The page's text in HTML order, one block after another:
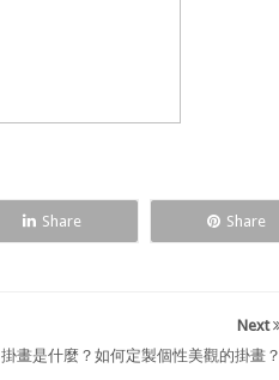
Share Share
Next
掛畫是什麼？如何定製個性美觀的掛畫？